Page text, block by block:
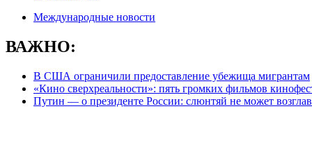
Международные новости
ВАЖНО:
В США ограничили предоставление убежища мигрантам
«Кино сверхреальности»: пять громких фильмов
Путин — о президенте России: слюнтяй не может